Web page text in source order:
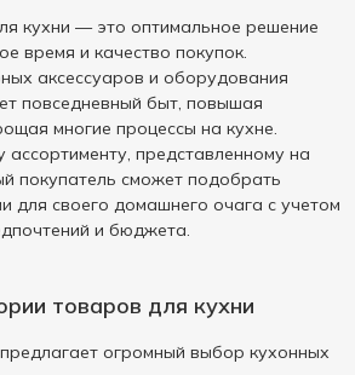
кухни — это оптимальное решение
время и качество покупок.
аксессуаров и оборудования
повседневный быт, повышая
многие процессы на кухне.
представленному на
покупатель сможет подобрать
для своего домашнего очага с учетом
и бюджета.
товаров для кухни
огромный выбор кухонных